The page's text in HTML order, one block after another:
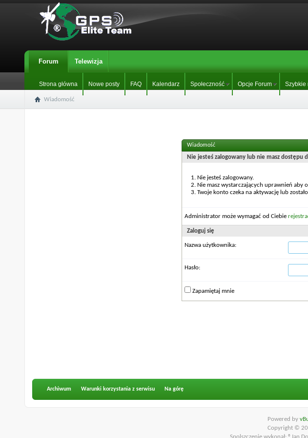
Forum
Strona główna Nowe posty FAQ Kalendarz Społeczność Opcje Forum Szybkie
Telewizja
Wiadomość
Wiadomość
Nie jesteś zalogowany lub nie masz
Nie jesteś zalogowany.
Nie masz wystarczających uprawnień aby
Twoje konto czeka na aktywację lub
Administrator może wymagać od Ciebie
Zaloguj się
Nazwa użytkownika:
Hasło:
Zapamiętaj mnie
Archiwum Warunki korzystania z serwisu Na górę
Powered by
Copyright ©